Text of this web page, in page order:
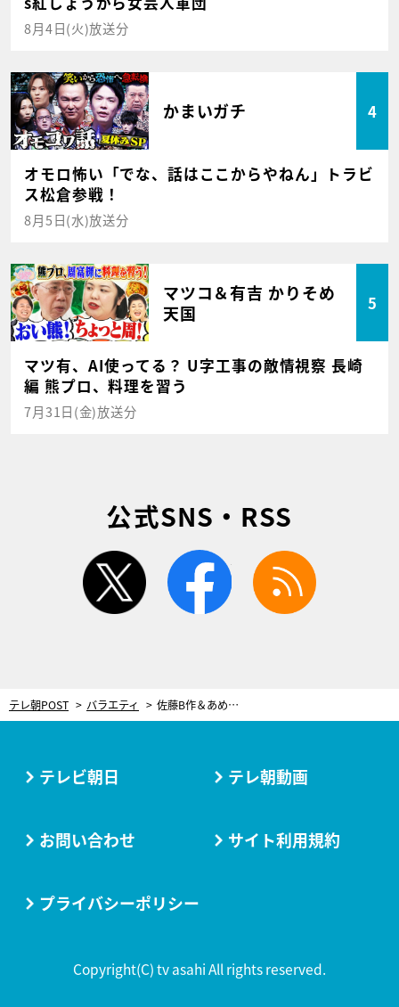
8月4日(火)放送分
かまいガチ 4
オモロ怖い「でな、話はここからやねん」トラビ
ス松倉参戦！
8月5日(水)放送分
マツコ＆有吉 かりそめ
天国
5
マツ有、AI使ってる？ U字工事の敵情視察 長崎
編 熊プロ、料理を習う
7月31日(金)放送分
公式SNS・RSS
twitter facebook
テレ朝POST バラエティ 佐藤B作＆あめくみちこ、恋愛禁止のルールを破り結婚22年。昔の話を思い出し…その場で喧嘩に
テレビ朝日 テレ朝動画
お問い合わせ サイト利用規約
プライバシーポリシー
Copyright(C) tv asahi All rights reserved.